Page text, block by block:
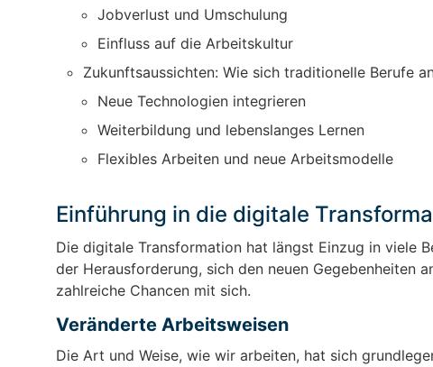
Jobverlust und Umschulung
Einfluss auf die Arbeitskultur
Zukunftsaussichten: Wie sich traditionelle Berufe
Neue Technologien integrieren
Weiterbildung und lebenslanges Lernen
Flexibles Arbeiten und neue Arbeitsmodelle
Einführung in die digitale
Die digitale Transformation hat längst Einzug in viele
der Herausforderung, sich den neuen Gegebenheiten
zahlreiche Chancen mit sich.
Veränderte Arbeitsweisen
Die Art und Weise, wie wir arbeiten, hat sich